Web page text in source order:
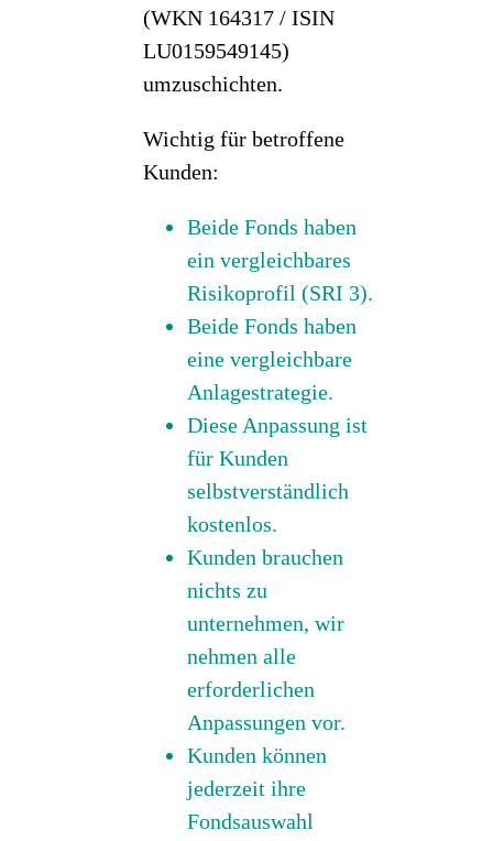
(WKN 164317 / ISIN
LU0159549145)
umzuschichten.
Wichtig für betroffene
Kunden:
Beide Fonds haben
ein vergleichbares
Risikoprofil (SRI 3).
Beide Fonds haben
eine vergleichbare
Anlagestrategie.
Diese Anpassung ist
für Kunden
selbstverständlich
kostenlos.
Kunden brauchen
nichts zu
unternehmen, wir
nehmen alle
erforderlichen
Anpassungen vor.
Kunden können
jederzeit ihre
Fondsauswahl